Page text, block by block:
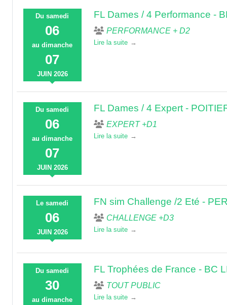
Dusamedi
06
audimanche
07
JUIN 2026
FL Dames / 4 Performance -
PERFORMANCE + D2
Lire la suite
Dusamedi
06
audimanche
07
JUIN 2026
FL Dames / 4 Expert -
EXPERT +D1
Lire la suite
Lesamedi
06
JUIN 2026
FN sim Challenge /2 Eté -
CHALLENGE +D3
Lire la suite
Dusamedi
30
audimanche
FL Trophées de France - BC
TOUT PUBLIC
Lire la suite